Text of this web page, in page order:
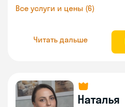
Все услуги и цены (6)
Читать дальше
Наталья